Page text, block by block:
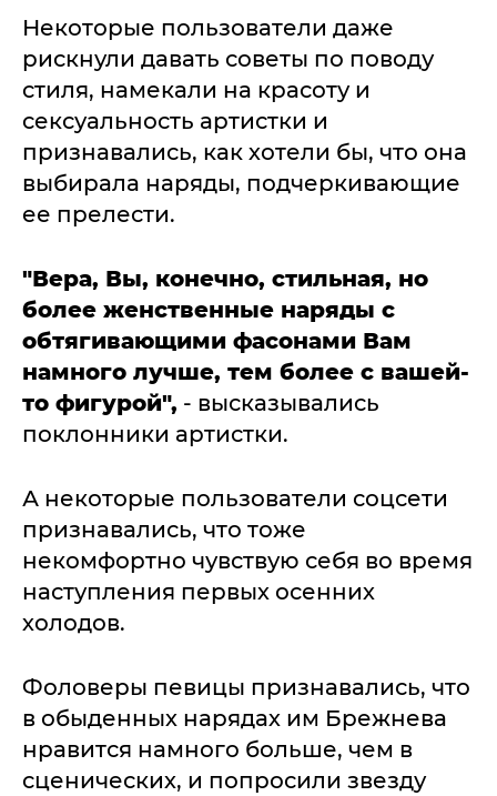
Некоторые пользователи даже
рискнули давать советы по поводу
стиля, намекали на красоту и
сексуальность артистки и
признавались, как хотели бы, что она
выбирала наряды, подчеркивающие
ее прелести.
"Вера, Вы, конечно, стильная, но
более женственные наряды с
обтягивающими фасонами Вам
намного лучше, тем более с вашей-
то фигурой", - высказывались
поклонники артистки.
А некоторые пользователи соцсети
признавались, что тоже
некомфортно чувствую себя во время
наступления первых осенних
холодов.
Фоловеры певицы признавались, что
в обыденных нарядах им Брежнева
нравится намного больше, чем в
сценических, и попросили звезду